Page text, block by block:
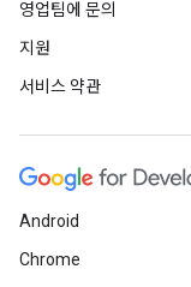
영업팀에 문의
지원
서비스 약관
Android
Chrome